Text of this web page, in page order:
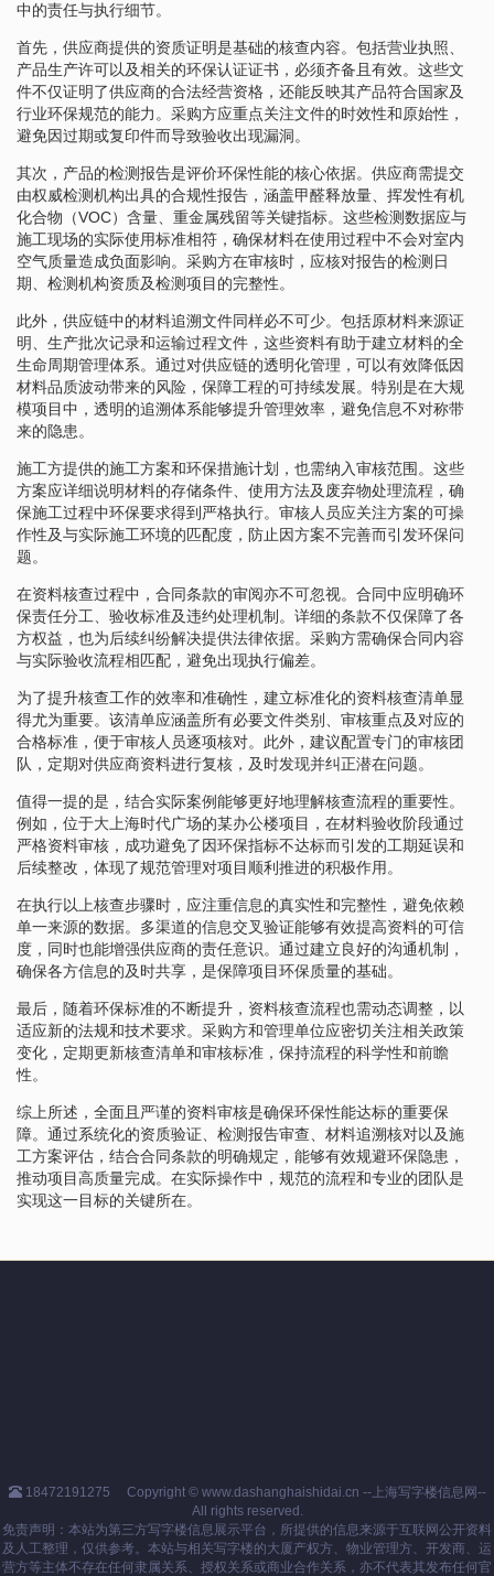
中的责任与执行细节。
首先，供应商提供的资质证明是基础的核查内容。包括营业执照、
产品生产许可以及相关的环保认证证书，必须齐备且有效。这些文
件不仅证明了供应商的合法经营资格，还能反映其产品符合国家及
行业环保规范的能力。采购方应重点关注文件的时效性和原始性，
避免因过期或复印件而导致验收出现漏洞。
其次，产品的检测报告是评价环保性能的核心依据。供应商需提交
由权威检测机构出具的合规性报告，涵盖甲醛释放量、挥发性有机
化合物（VOC）含量、重金属残留等关键指标。这些检测数据应与
施工现场的实际使用标准相符，确保材料在使用过程中不会对室内
空气质量造成负面影响。采购方在审核时，应核对报告的检测日
期、检测机构资质及检测项目的完整性。
此外，供应链中的材料追溯文件同样必不可少。包括原材料来源证
明、生产批次记录和运输过程文件，这些资料有助于建立材料的全
生命周期管理体系。通过对供应链的透明化管理，可以有效降低因
材料品质波动带来的风险，保障工程的可持续发展。特别是在大规
模项目中，透明的追溯体系能够提升管理效率，避免信息不对称带
来的隐患。
施工方提供的施工方案和环保措施计划，也需纳入审核范围。这些
方案应详细说明材料的存储条件、使用方法及废弃物处理流程，确
保施工过程中环保要求得到严格执行。审核人员应关注方案的可操
作性及与实际施工环境的匹配度，防止因方案不完善而引发环保问
题。
在资料核查过程中，合同条款的审阅亦不可忽视。合同中应明确环
保责任分工、验收标准及违约处理机制。详细的条款不仅保障了各
方权益，也为后续纠纷解决提供法律依据。采购方需确保合同内容
与实际验收流程相匹配，避免出现执行偏差。
为了提升核查工作的效率和准确性，建立标准化的资料核查清单显
得尤为重要。该清单应涵盖所有必要文件类别、审核重点及对应的
合格标准，便于审核人员逐项核对。此外，建议配置专门的审核团
队，定期对供应商资料进行复核，及时发现并纠正潜在问题。
值得一提的是，结合实际案例能够更好地理解核查流程的重要性。
例如，位于大上海时代广场的某办公楼项目，在材料验收阶段通过
严格资料审核，成功避免了因环保指标不达标而引发的工期延误和
后续整改，体现了规范管理对项目顺利推进的积极作用。
在执行以上核查步骤时，应注重信息的真实性和完整性，避免依赖
单一来源的数据。多渠道的信息交叉验证能够有效提高资料的可信
度，同时也能增强供应商的责任意识。通过建立良好的沟通机制，
确保各方信息的及时共享，是保障项目环保质量的基础。
最后，随着环保标准的不断提升，资料核查流程也需动态调整，以
适应新的法规和技术要求。采购方和管理单位应密切关注相关政策
变化，定期更新核查清单和审核标准，保持流程的科学性和前瞻
性。
综上所述，全面且严谨的资料审核是确保环保性能达标的重要保
障。通过系统化的资质验证、检测报告审查、材料追溯核对以及施
工方案评估，结合合同条款的明确规定，能够有效规避环保隐患，
推动项目高质量完成。在实际操作中，规范的流程和专业的团队是
实现这一目标的关键所在。
18472191275
Copyright © www.dashanghaishidai.cn --上海写字楼信息网--
All rights reserved.
免责声明：本站为第三方写字楼信息展示平台，所提供的信息来源于互联网公开资料
及人工整理，仅供参考。本站与相关写字楼的大厦产权方、物业管理方、开发商、运
营方等主体不存在任何隶属关系、授权关系或商业合作关系，亦不代表其发布任何官